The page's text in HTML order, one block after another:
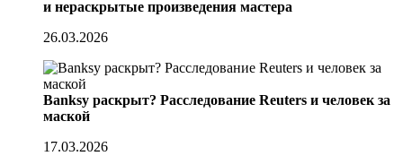
и нераскрытые произведения мастера
26.03.2026
Banksy раскрыт? Расследование Reuters и человек за
маской
17.03.2026